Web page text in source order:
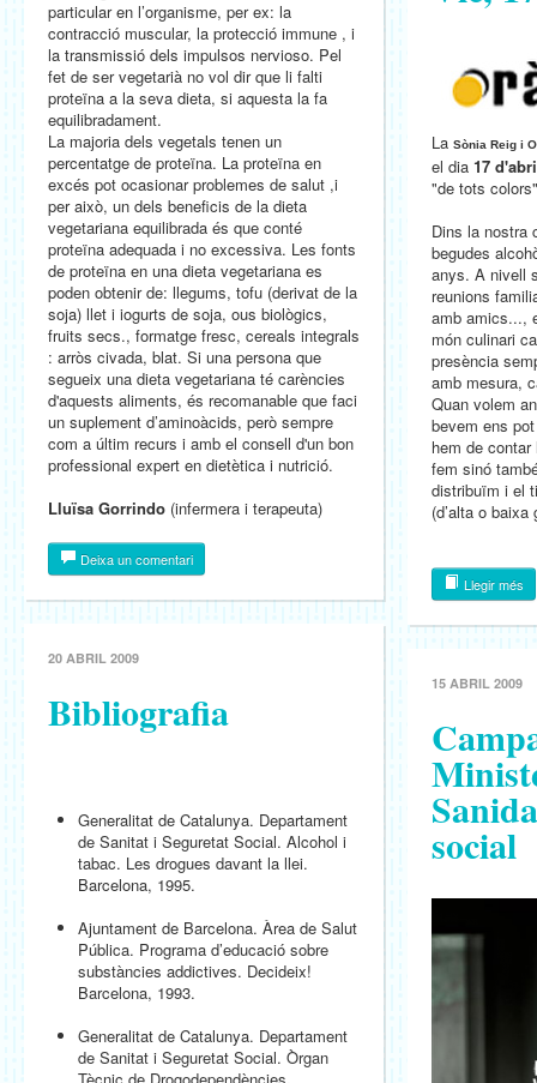
particular en l’organisme, per ex: la
contracció muscular, la protecció immune , i
la transmissió dels impulsos nervioso. Pel
fet de ser vegetarià no vol dir que li falti
proteïna a la seva dieta, si aquesta la fa
equilibradament.
La majoria dels vegetals tenen un
percentatge de proteïna. La proteïna en
excés pot ocasionar problemes de salut ,i
per això, un dels beneficis de la dieta
vegetariana equilibrada és que conté
proteïna adequada i no excessiva. Les fonts
de proteïna en una dieta vegetariana es
poden obtenir de: llegums, tofu (derivat de la
soja) llet i iogurts de soja, ous biològics,
fruits secs., formatge fresc, cereals integrals
: arròs civada, blat. Si una persona que
segueix una dieta vegetariana té carències
d'aquests aliments, és recomanable que faci
un suplement d’aminoàcids, però sempre
com a últim recurs i amb el consell d'un bon
professional expert en dietètica i nutrició.
Lluïsa Gorrindo (infermera i terapeuta)
Deixa un comentari
20 ABRIL 2009
Bibliografia
Generalitat de Catalunya. Departament
de Sanitat i Seguretat Social. Alcohol i
tabac. Les drogues davant la llei.
Barcelona, 1995.
Ajuntament de Barcelona. Àrea de Salut
Pública. Programa d’educació sobre
substàncies addictives. Decideix!
Barcelona, 1993.
Generalitat de Catalunya. Departament
de Sanitat i Seguretat Social. Òrgan
La Sònia Reig i
el dia 17
"de tots
Dins la nostra
begudes
anys. A nivell
reunions
amb amics...,
món culinari
presència
amb mesura,
Quan volem
bevem ens
hem de
fem sinó
distribuïm i el
(d’alta o baixa
Llegir més
15 ABRIL 2009
social